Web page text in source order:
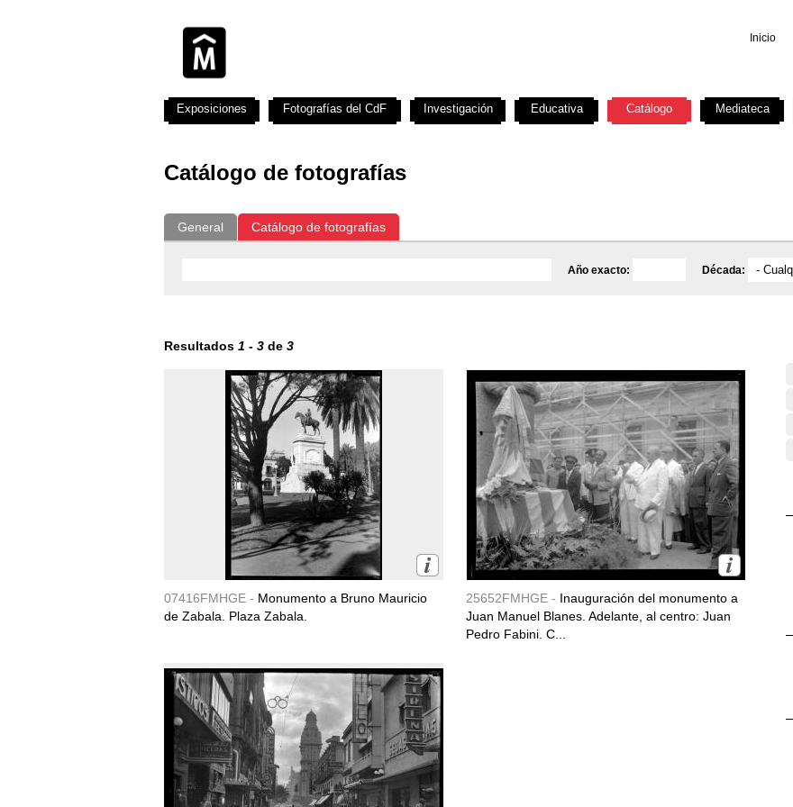
Inicio
Catálogo de fotografías
General Catálogo de fotografías
Año exacto: Década:
Resultados 1 - 3 de 3
07416FMHGE - Monumento a Bruno Mauricio
de Zabala. Plaza Zabala.
25652FMHGE - Inauguración del monumento a
Juan Manuel Blanes. Adelante, al centro: Juan
Pedro Fabini. C...
Exposiciones Fotografías del CdF Investigación Educativa Catálogo Mediateca